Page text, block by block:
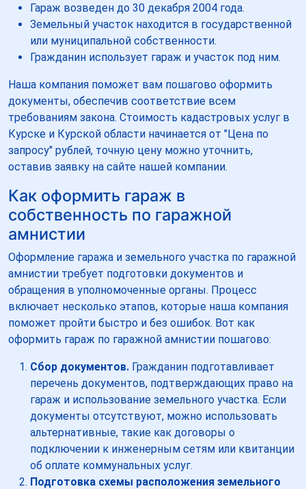
Гараж возведен до 30 декабря 2004 года.
Земельный участок находится в государственной
или муниципальной собственности.
Гражданин использует гараж и участок под ним.
Наша компания поможет вам пошагово оформить
документы, обеспечив соответствие всем
требованиям закона. Стоимость кадастровых услуг в
Курске и Курской области начинается от "Цена по
запросу" рублей, точную цену можно уточнить,
оставив заявку на сайте нашей компании.
Как оформить гараж в
собственность по гаражной
амнистии
Оформление гаража и земельного участка по гаражной
амнистии требует подготовки документов и
обращения в уполномоченные органы. Процесс
включает несколько этапов, которые наша компания
поможет пройти быстро и без ошибок. Вот как
оформить гараж по гаражной амнистии пошагово:
Сбор документов. Гражданин подготавливает
перечень документов, подтверждающих право на
гараж и использование земельного участка. Если
документы отсутствуют, можно использовать
альтернативные, такие как договоры о
подключении к инженерным сетям или квитанции
об оплате коммунальных услуг.
Подготовка схемы расположения земельного